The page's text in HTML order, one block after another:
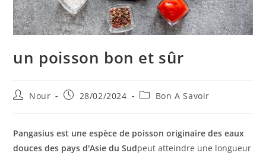
un poisson bon et sûr
Auteur/autrice
publication :
Nour
Publication
28/02/2024
PostBon A Savoir
Pangasius est une espèce de poisson originaire des eaux
douces des pays d'Asie du Sudpeut atteindre une longueur